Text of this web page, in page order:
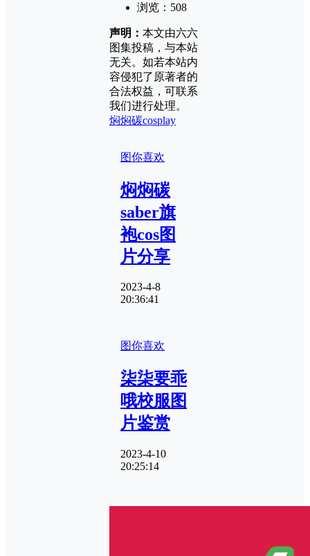
浏览： 508
声明： 本文由六六
图集投稿，与本站
无关。如若本站内
容侵犯了原著者的
合法权益，可联系
我们进行处理。
焖焖碳cosplay
图你喜欢
焖焖碳
saber旗
袍cos图
片分享
2023-4-8
20:36:41
图你喜欢
柒柒要乖
哦校服图
片鉴赏
2023-4-10
20:25:14